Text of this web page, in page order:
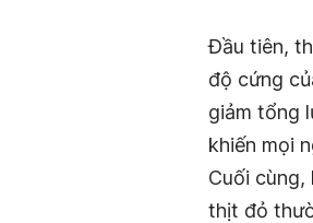
Đầu tiên,
độ cứng
giảm tổng
khiến mọi
Cuối
thịt đỏ